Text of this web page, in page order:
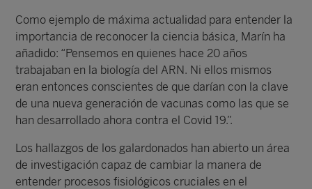
Como ejemplo de máxima actualidad para entender la
importancia de reconocer la ciencia básica, Marín ha
añadido: “Pensemos en quienes hace 20 años
trabajaban en la biología del ARN. Ni ellos mismos
eran entonces conscientes de que darían con la clave
de una nueva generación de vacunas como las que se
han desarrollado ahora contra el Covid 19.”.
Los hallazgos de los galardonados han abierto un área
de investigación capaz de cambiar la manera de
entender procesos fisiológicos cruciales en el